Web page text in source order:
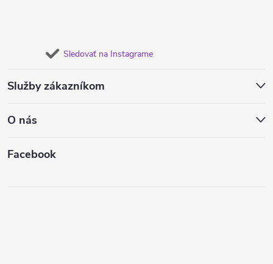
Sledovať na Instagrame
Služby zákazníkom
O nás
Facebook